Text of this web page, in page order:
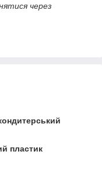
через
пластик